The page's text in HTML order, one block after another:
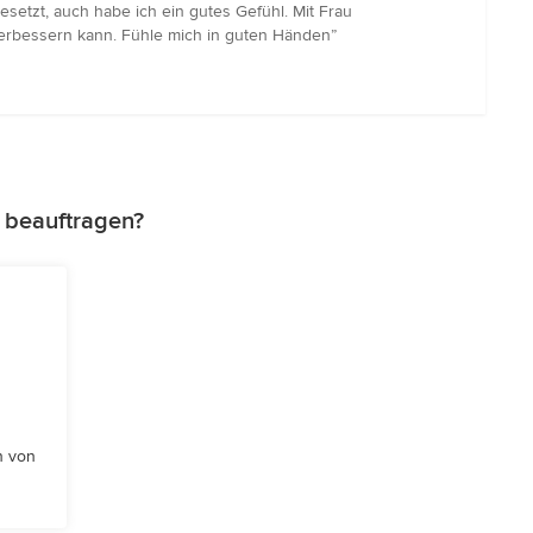
auch habe ich ein gutes Gefühl. Mit Frau
kann. Fühle mich in guten Händen”
von